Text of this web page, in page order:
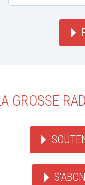
GROSSE